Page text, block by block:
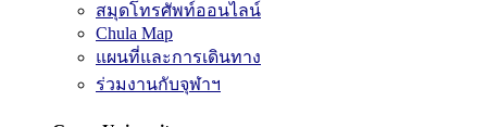
สมุดโทรศัพท์ออนไลน์
Chula Map
แผนที่และการเดินทาง
ร่วมงานกับจุฬาฯ